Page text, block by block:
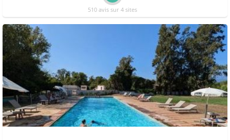
510 avis sur 4 sites